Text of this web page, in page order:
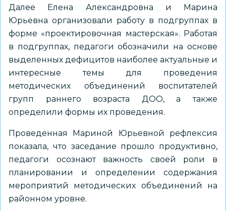
Далее Елена Александровна и Марина
Юрьевна организовали работу в подгруппах в
форме «проектировочная мастерская». Работая
в подгруппах, педагоги обозначили на основе
выделенных дефицитов наиболее актуальные и
интересные темы для проведения
методических объединений воспитателей
групп раннего возраста ДОО, а также
определили формы их проведения.
Проведенная Мариной Юрьевной рефлексия
показала, что заседание прошло продуктивно,
педагоги осознают важность своей роли в
планировании и определении содержания
мероприятий методических объединений на
районном уровне.